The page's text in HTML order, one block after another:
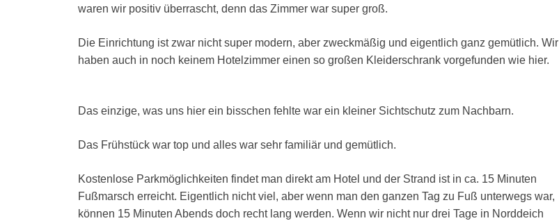
waren wir positiv überrascht, denn das Zimmer war super groß.
Die Einrichtung ist zwar nicht super modern, aber zweckmäßig und eigentlich ganz gemütlich. Wir
haben auch in noch keinem Hotelzimmer einen so großen Kleiderschrank vorgefunden wie hier.
Das einzige, was uns hier ein bisschen fehlte war ein kleiner Sichtschutz zum Nachbarn.
Das Frühstück war top und alles war sehr familiär und gemütlich.
Kostenlose Parkmöglichkeiten findet man direkt am Hotel und der Strand ist in ca. 15 Minuten
Fußmarsch erreicht. Eigentlich nicht viel, aber wenn man den ganzen Tag zu Fuß unterwegs war,
können 15 Minuten Abends doch recht lang werden. Wenn wir nicht nur drei Tage in Norddeich